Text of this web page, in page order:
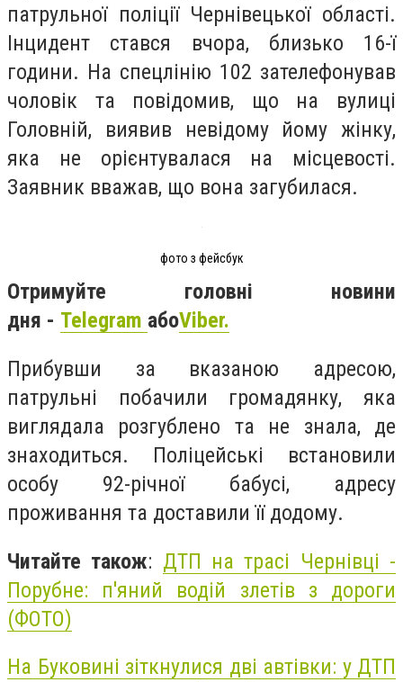
патрульної поліції Чернівецької області.
Інцидент стався вчора, близько 16-ї
години. На спецлінію 102 зателефонував
чоловік та повідомив, що на вулиці
Головній, виявив невідому йому жінку,
яка не орієнтувалася на місцевості.
Заявник вважав, що вона загубилася.
фото з фейсбук
Отримуйте головні новини
дня - Telegram абоViber.
Прибувши за вказаною адресою,
патрульні побачили громадянку, яка
виглядала розгублено та не знала, де
знаходиться. Поліцейські встановили
особу 92-річної бабусі, адресу
проживання та доставили її додому.
Читайте також: ДТП на трасі Чернівці -
Порубне: п'яний водій злетів з дороги
(ФОТО)
На Буковині зіткнулися дві автівки: у ДТП